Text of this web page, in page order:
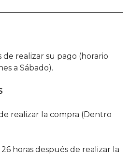
de realizar su pago (horario
a Sábado).
realizar la compra (Dentro
26 horas después de realizar la